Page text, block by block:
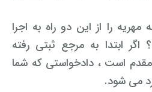
را از این دو راه به اجرا
ابتدا به مرجع ثبتی رفته
مقدم است ، دادخواستی که شما
رد می شود.